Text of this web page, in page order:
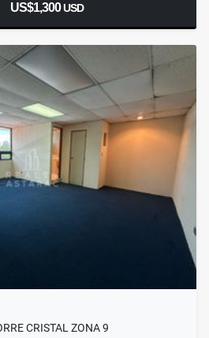
US$1,300USD
CRISTAL ZONA 9